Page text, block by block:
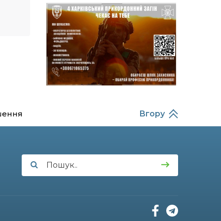
підрозділ чи бригаду –
навіть думки не було»
20:36
22 лип
Нова кав’ярня в Сумах: як
родина військового з
Краснопілля відкрила
«Лев каву» за грантові
кошти (ВІДЕО)
Олександра Кичаня
11:28
21 лип
На щиті повертається
Вгору